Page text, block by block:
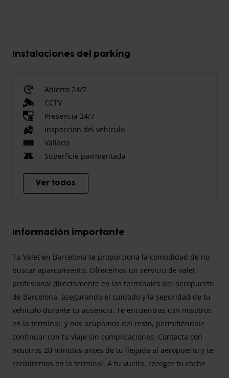
Instalaciones del parking
Abierto 24/7
CCTV
Presencia 24/7
Inspección del vehículo
Vallado
Superficie pavimentada
Ver todos
Información importante
Tu Valet en Barcelona te proporciona la comodidad de no
buscar aparcamiento. Ofrecemos un servicio de valet
profesional directamente en las terminales del aeropuerto
de Barcelona, asegurando el cuidado y la seguridad de tu
vehículo durante tu ausencia. Te encuentras con nosotros
en la terminal, y nos ocupamos del resto, permitiéndole
continuar con tu viaje sin complicaciones. Contacta con
nosotros 20 minutos antes de tu llegada al aeropuerto y te
recibiremos en la terminal. A tu vuelta, recoger tu coche